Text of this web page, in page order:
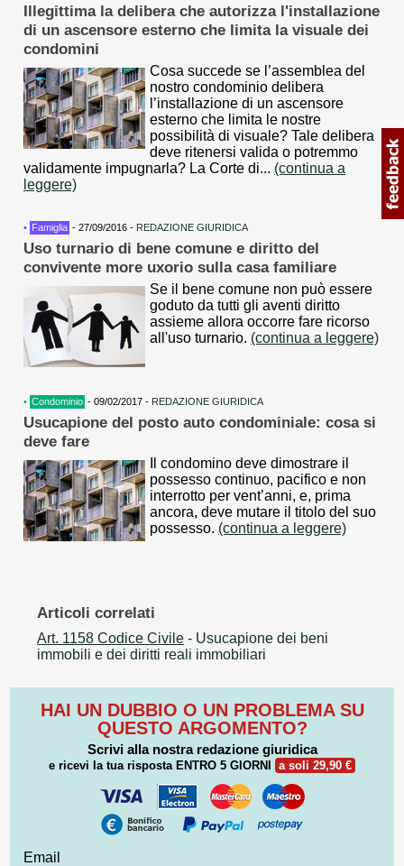
Illegittima la delibera che autorizza l'installazione
di un ascensore esterno che limita la visuale dei
condomini
Cosa succede se l’assemblea del
nostro condominio delibera
l’installazione di un ascensore
esterno che limita le nostre
possibilità di visuale? Tale delibera
deve ritenersi valida o potremmo
validamente impugnarla? La Corte di... (continua a
leggere)
• Famiglia - 27/09/2016 - REDAZIONE GIURIDICA
Uso turnario di bene comune e diritto del
convivente more uxorio sulla casa familiare
Se il bene comune non può essere
goduto da tutti gli aventi diritto
assieme allora occorre fare ricorso
all'uso turnario. (continua a leggere)
• Condominio - 09/02/2017 - REDAZIONE GIURIDICA
Usucapione del posto auto condominiale: cosa si
deve fare
Il condomino deve dimostrare il
possesso continuo, pacifico e non
interrotto per vent’anni, e, prima
ancora, deve mutare il titolo del suo
possesso. (continua a leggere)
Articoli correlati
Art. 1158 Codice Civile - Usucapione dei beni
immobili e dei diritti reali immobiliari
HAI UN DUBBIO O UN PROBLEMA SU
QUESTO ARGOMENTO?
Scrivi alla nostra redazione giuridica
e ricevi la tua risposta ENTRO 5 GIORNI a soli 29,90 €
Email